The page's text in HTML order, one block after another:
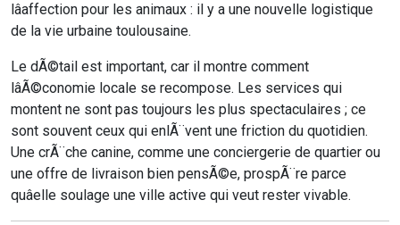
lâaffection pour les animaux : il y a une nouvelle logistique
de la vie urbaine toulousaine.
Le dÃ©tail est important, car il montre comment
lâÃ©conomie locale se recompose. Les services qui
montent ne sont pas toujours les plus spectaculaires ; ce
sont souvent ceux qui enlÃ¨vent une friction du quotidien.
Une crÃ¨che canine, comme une conciergerie de quartier ou
une offre de livraison bien pensÃ©e, prospÃ¨re parce
quâelle soulage une ville active qui veut rester vivable.